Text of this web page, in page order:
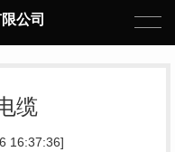
公司
缆
16:37:36]